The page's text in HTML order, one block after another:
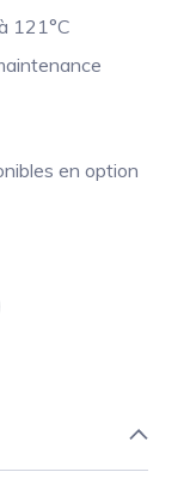
121°C
en option